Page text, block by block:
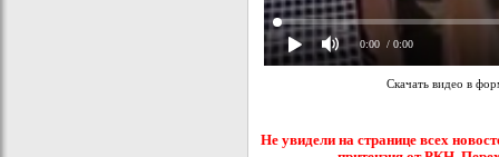
0:00 / 0:00
Скачать видео в
Не увидели на странице всех